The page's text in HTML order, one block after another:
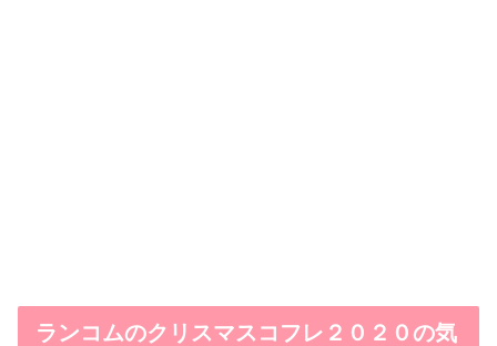
ランコムのクリスマスコフレ２０２０の気